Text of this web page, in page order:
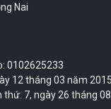
Nai
0102625233
12 tháng 03 năm 2015
thứ: 7, ngày 26 tháng